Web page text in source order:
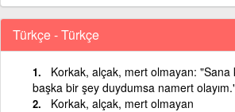
Türkçe - Türkçe
Korkak, alçak, mert olmayan: "Sana
başka bir şey duydumsa namert
Korkak, alçak, mert olmayan